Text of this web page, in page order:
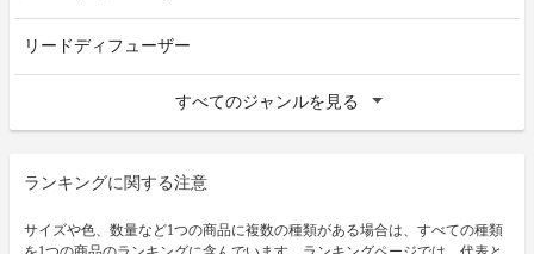
リードディフューザー
すべてのジャンルを見る
ランキングに関する注意
サイズや色、数量など1つの商品に複数の種類がある場合は、すべての種類